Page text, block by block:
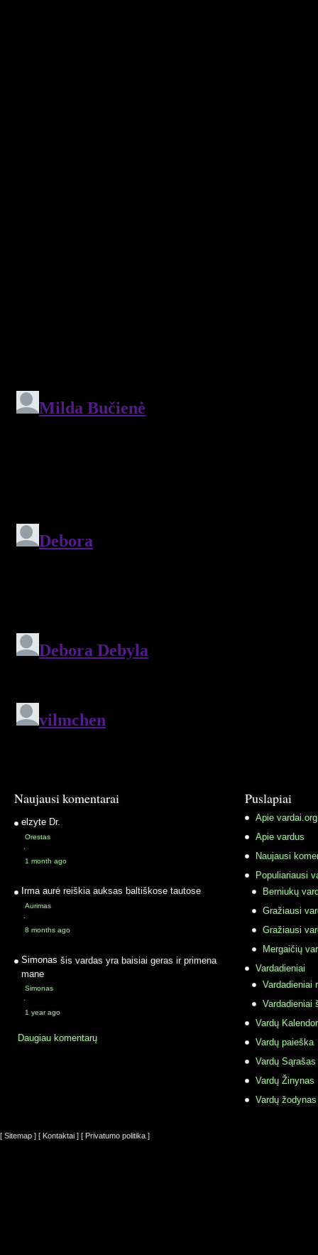
Naujausi komentarai
elzyte Dr.
Orestas
·
1 month ago
Irma aurė reiškia auksas baltiškose tautose
Aurimas
·
8 months ago
Simonas šis vardas yra baisiai geras ir primena
mane
Simonas
·
1 year ago
Daugiau komentarų
Puslapiai
Apie vardai.org
Apie vardus
Naujausi
Populiariausi
Berniukų
Gražiausi
Gražiausi
Mergaičių
Vardadieniai
Vardadieniai
Vardadieniai
Vardų
Vardų paieška
Vardų Sąrašas
Vardų Žinynas
Vardų
[ Sitemap ] [ Kontaktai ] [ Privatumo politika ]